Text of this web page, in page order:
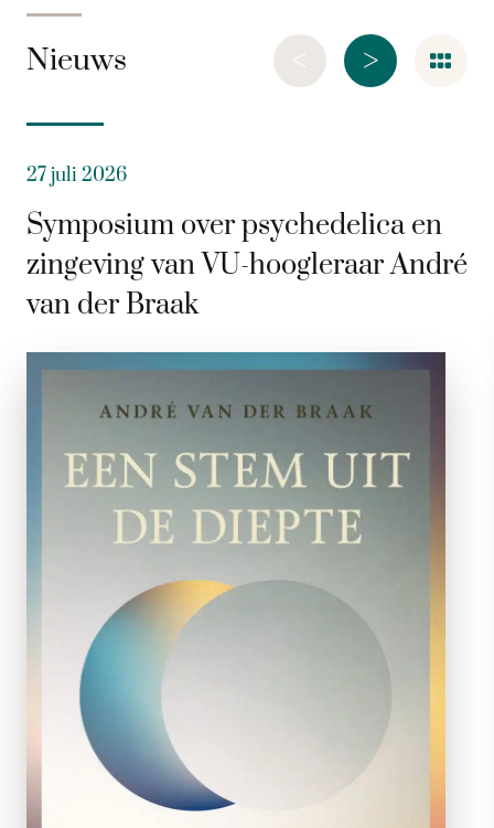
Nieuws >
<
27 juli 2026
Symposium over psychedelica en
zingeving van VU-hoogleraar André
van der Braak